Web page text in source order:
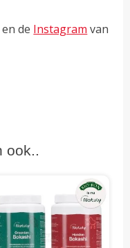
en de Instagram van
ook..